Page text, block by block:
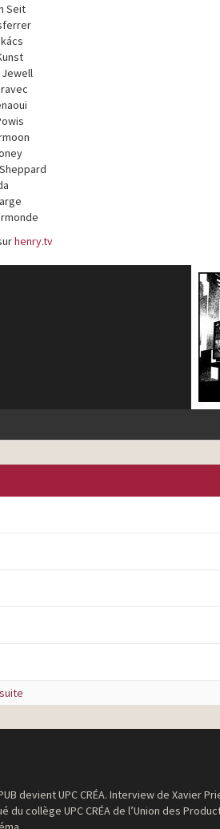
Seit
Jewell
henry.tv
devient UPC CRÉA. Interview de Xavier
du collège UPC CRÉA de l’Union des